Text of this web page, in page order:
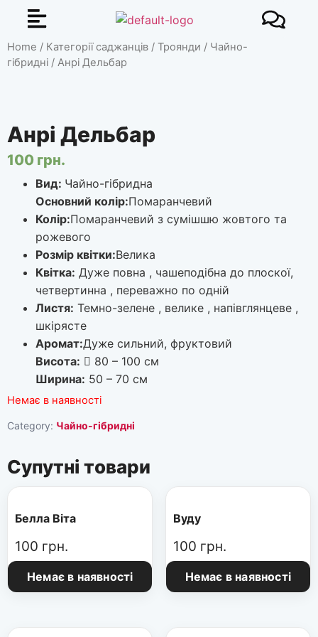
Home / Категорії саджанців / Троянди / Чайно-
гібридні / Анрі Дельбар
Анрі Дельбар
100 грн.
Вид: Чайно-гібридна
Основний колір:Помаранчевий
Колір:Помаранчевий з сумішшю жовтого та
рожевого
Розмір квітки:Велика
Квітка: Дуже повна , чашеподібна до плоскої,
четвертинна , переважно по одній
Листя: Темно-зелене , велике , напівглянцеве ,
шкірясте
Аромат:Дуже сильний, фруктовий
Висота:
80 – 100 см
Ширина: 50 – 70 см
Немає в наявності
Category: Чайно-гібридні
Супутні товари
Белла Віта
100 грн.
Немає в наявності
Вуду
100 грн.
Немає в наявності